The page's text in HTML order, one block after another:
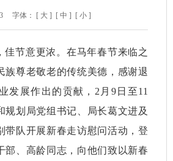
字体： [ 大 ] [ 中 ] [ 小 ]
佳节意更浓。在马年春节来临之
族尊老敬老的传统美德，感谢退
发展作出的贡献，2月9日至11
规划局党组书记、局长葛文进及
带队开展新春走访慰问活动，登
部、高龄同志，向他们致以新春